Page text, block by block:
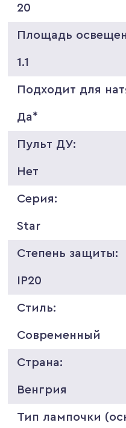
20
Площадь
1.1
Подходит для
Да*
Пульт ДУ:
Нет
Серия:
Star
Степень защиты:
IP20
Стиль:
Современный
Страна:
Венгрия
Тип лампочки